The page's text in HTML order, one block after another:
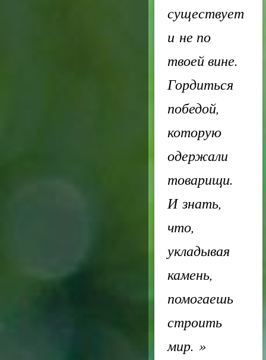
существует
и не по
твоей вине.
Гордиться
победой,
которую
одержали
товарищи.
И знать,
что,
укладывая
камень,
помогаешь
строить
мир. »